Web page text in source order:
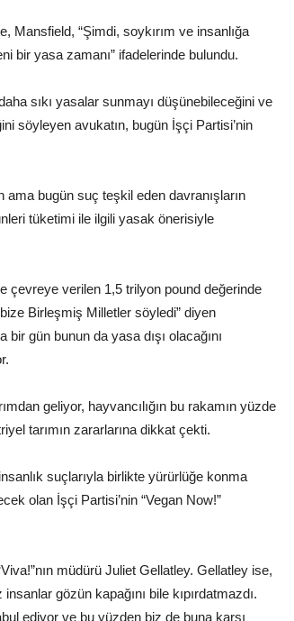
Mansfield, “Şimdi, soykırım ve insanlığa
bir yasa zamanı” ifadelerinde bulundu.
sıkı yasalar sunmayı düşünebileceğini ve
söyleyen avukatın, bugün İşçi Partisi’nin
bugün suç teşkil eden davranışların
tüketimi ile ilgili yasak önerisiyle
çevreye verilen 1,5 trilyon pound değerinde
Birleşmiş Milletler söyledi” diyen
gün bunun da yasa dışı olacağını
geliyor, hayvancılığın bu rakamın yüzde
tarımın zararlarına dikkat çekti.
suçlarıyla birlikte yürürlüğe konma
olan İşçi Partisi’nin “Vegan Now!”
müdürü Juliet Gellatley. Gellatley ise,
gözün kapağını bile kıpırdatmazdı.
ediyor ve bu yüzden biz de buna karşı